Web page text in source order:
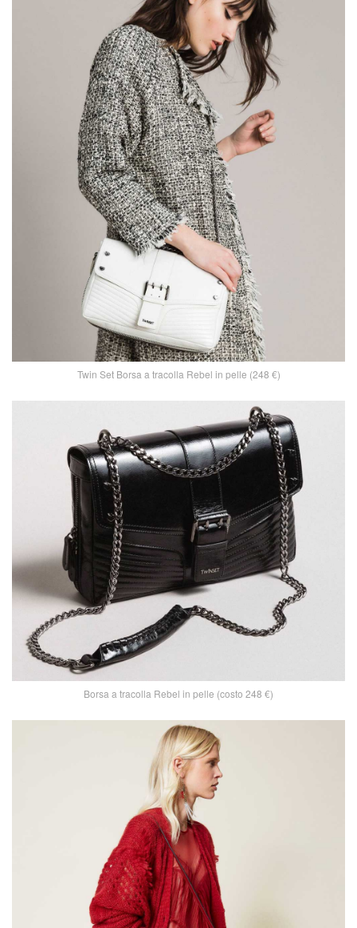
Twin Set Borsa a tracolla Rebel in pelle (248 €)
Borsa a tracolla Rebel in pelle (costo 248 €)